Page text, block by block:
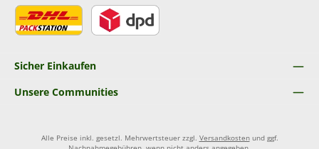
Sicher Einkaufen
Unsere Communities
Alle Preise inkl. gesetzl. Mehrwertsteuer zzgl. Versandkostenund ggf.